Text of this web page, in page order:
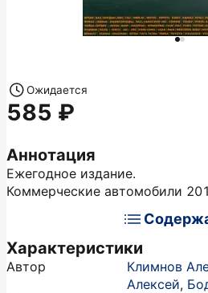
Аннотация
Ежегодное издание.
Коммерческие автомобили
Характеристики
Автор Климнов
Алексей,
Ожидается
585